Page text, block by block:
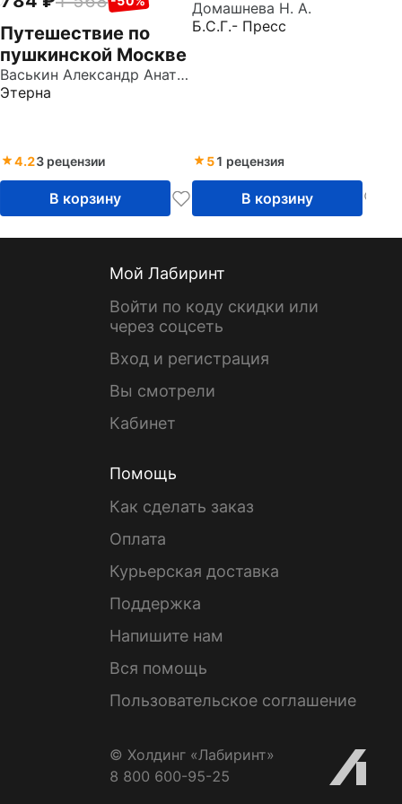
Путешествие по
пушкинской Москве
Васькин Александр Анатольевич
Этерна
4.23 рецензии
В корзину
Домашнева Н. А.
Б.С.Г.- Пресс
51 рецензия
В корзину
Мой Лабиринт
Войти по коду скидки или
через соцсеть
Вход и регистрация
Вы смотрели
Кабинет
Помощь
Как сделать заказ
Оплата
Курьерская доставка
Поддержка
Напишите нам
Вся помощь
Пользовательское соглашение
© Холдинг «Лабиринт»
8 800 600-95-25